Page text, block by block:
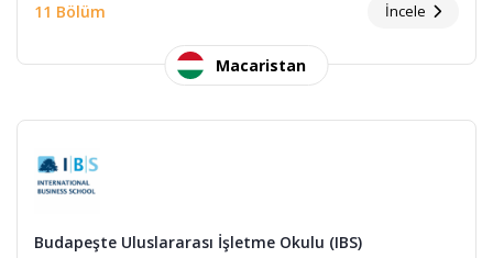
11 Bölüm İncele
Macaristan
Budapeşte Uluslararası İşletme Okulu (IBS)